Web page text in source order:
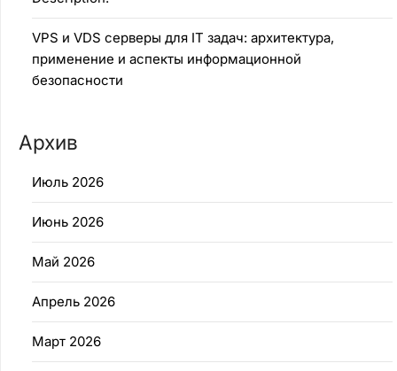
VPS и VDS серверы для IT задач: архитектура,
применение и аспекты информационной
безопасности
Архив
Июль 2026
Июнь 2026
Май 2026
Апрель 2026
Март 2026